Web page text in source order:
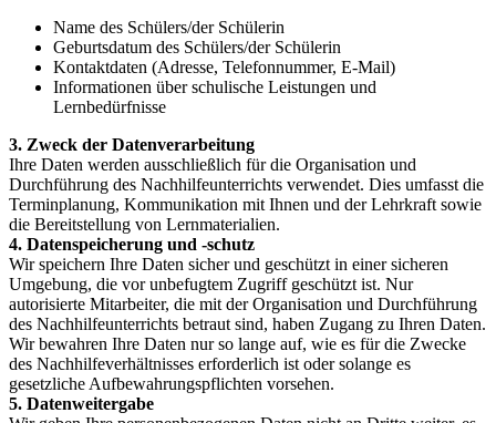
Name des Schülers/der Schülerin
Geburtsdatum des Schülers/der Schülerin
Kontaktdaten (Adresse, Telefonnummer, E-Mail)
Informationen über schulische Leistungen und
Lernbedürfnisse
3. Zweck der Datenverarbeitung
Ihre Daten werden ausschließlich für die Organisation und
Durchführung des Nachhilfeunterrichts verwendet. Dies umfasst die
Terminplanung, Kommunikation mit Ihnen und der Lehrkraft sowie
die Bereitstellung von Lernmaterialien.
4. Datenspeicherung und -schutz
Wir speichern Ihre Daten sicher und geschützt in einer sicheren
Umgebung, die vor unbefugtem Zugriff geschützt ist. Nur
autorisierte Mitarbeiter, die mit der Organisation und Durchführung
des Nachhilfeunterrichts betraut sind, haben Zugang zu Ihren Daten.
Wir bewahren Ihre Daten nur so lange auf, wie es für die Zwecke
des Nachhilfeverhältnisses erforderlich ist oder solange es
gesetzliche Aufbewahrungspflichten vorsehen.
5. Datenweitergabe